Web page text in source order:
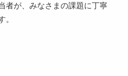
者が、みなさまの課題に丁寧